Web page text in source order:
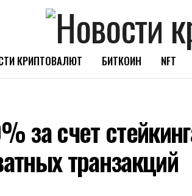
КРИПТОВАЛЮТ БИТКОИН NFT
за счет
транзакций